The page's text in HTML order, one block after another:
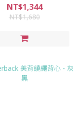
NT$1,344
NT$1,680